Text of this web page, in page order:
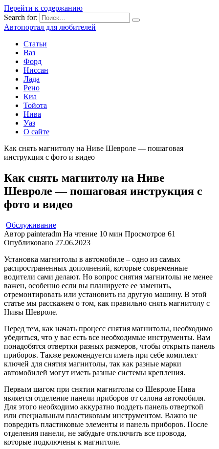
Перейти к содержанию
Search for:
Автопортал для любителей
Статьи
Ваз
Форд
Ниссан
Лада
Рено
Киа
Тойота
Нива
Уаз
О сайте
Как снять магнитолу на Ниве Шевроле — пошаговая
инструкция с фото и видео
Как снять магнитолу на Ниве
Шевроле — пошаговая инструкция с
фото и видео
Обслуживание
Автор painteradm На чтение 10 мин Просмотров 61
Опубликовано 27.06.2023
Установка магнитолы в автомобиле – одно из самых
распространенных дополнений, которые современные
водители сами делают. Но вопрос снятия магнитолы не менее
важен, особенно если вы планируете ее заменить,
отремонтировать или установить на другую машину. В этой
статье мы расскажем о том, как правильно снять магнитолу с
Нивы Шевроле.
Перед тем, как начать процесс снятия магнитолы, необходимо
убедиться, что у вас есть все необходимые инструменты. Вам
понадобятся отвертки разных размеров, чтобы открыть панель
приборов. Также рекомендуется иметь при себе комплект
ключей для снятия магнитолы, так как разные марки
автомобилей могут иметь разные системы крепления.
Первым шагом при снятии магнитолы со Шевроле Нива
является отделение панели приборов от салона автомобиля.
Для этого необходимо аккуратно поддеть панель отверткой
или специальным пластиковым инструментом. Важно не
повредить пластиковые элементы и панель приборов. После
отделения панели, не забудьте отключить все провода,
которые подключены к магнитоле.